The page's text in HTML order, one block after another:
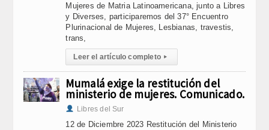
Mujeres de Matria Latinoamericana, junto a Libres
y Diverses, participaremos del 37° Encuentro
Plurinacional de Mujeres, Lesbianas, travestis,
trans,
Leer el artículo completo ▸
Mumalá exige la restitución del
ministerio de mujeres. Comunicado.
Libres del Sur
12 de Diciembre 2023 Restitución del Ministerio